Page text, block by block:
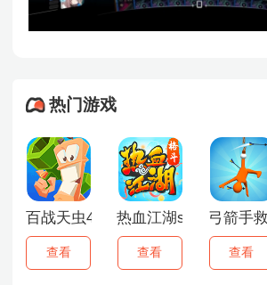
热门游戏
百战天虫4汉化版
查看
热血江湖sf手机版
查看
弓箭手救
查看